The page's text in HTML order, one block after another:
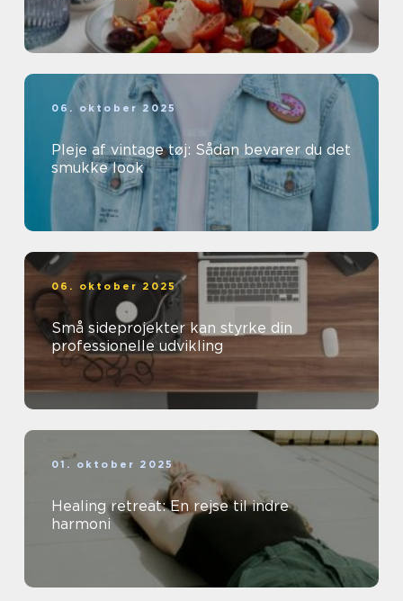
06. oktober 2025
Pleje af vintage tøj: Sådan bevarer du det
smukke look
06. oktober 2025
Små sideprojekter kan styrke din
professionelle udvikling
01. oktober 2025
Healing retreat: En rejse til indre
harmoni